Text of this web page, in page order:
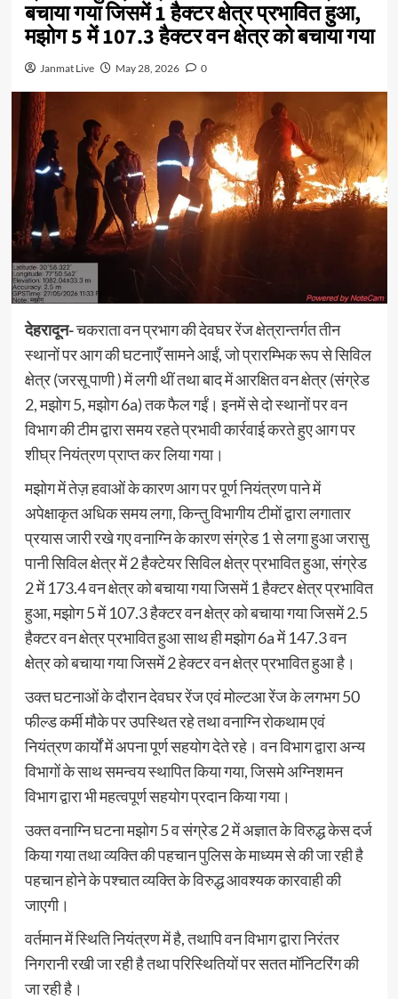
बचाया गया जिसमें 1 हैक्टर क्षेत्र प्रभावित हुआ,
मझोग 5 में 107.3 हैक्टर वन क्षेत्र को बचाया गया
Janmat Live May 28, 2026 0
देहरादून-चकराता वन प्रभाग की देवघर रेंज क्षेत्रान्तर्गत तीन
स्थानों पर आग की घटनाएँ सामने आईं, जो प्रारम्भिक रूप से सिविल
क्षेत्र (जरसू पाणी ) में लगी थीं तथा बाद में आरक्षित वन क्षेत्र (संग्रेड
2, मझोग 5, मझोग 6a) तक फैल गईं। इनमें से दो स्थानों पर वन
विभाग की टीम द्वारा समय रहते प्रभावी कार्रवाई करते हुए आग पर
शीघ्र नियंत्रण प्राप्त कर लिया गया।
मझोग में तेज़ हवाओं के कारण आग पर पूर्ण नियंत्रण पाने में
अपेक्षाकृत अधिक समय लगा, किन्तु विभागीय टीमों द्वारा लगातार
प्रयास जारी रखे गए वनाग्नि के कारण संग्रेड 1 से लगा हुआ जरासु
पानी सिविल क्षेत्र में 2 हैक्टेयर सिविल क्षेत्र प्रभावित हुआ, संग्रेड
2 में 173.4 वन क्षेत्र को बचाया गया जिसमें 1 हैक्टर क्षेत्र प्रभावित
हुआ, मझोग 5 में 107.3 हैक्टर वन क्षेत्र को बचाया गया जिसमें 2.5
हैक्टर वन क्षेत्र प्रभावित हुआ साथ ही मझोग 6a में 147.3 वन
क्षेत्र को बचाया गया जिसमें 2 हेक्टर वन क्षेत्र प्रभावित हुआ है।
उक्त घटनाओं के दौरान देवघर रेंज एवं मोल्टआ रेंज के लगभग 50
फील्ड कर्मी मौके पर उपस्थित रहे तथा वनाग्नि रोकथाम एवं
नियंत्रण कार्यों में अपना पूर्ण सहयोग देते रहे। वन विभाग द्वारा अन्य
विभागों के साथ समन्वय स्थापित किया गया, जिसमे अग्निशमन
विभाग द्वारा भी महत्वपूर्ण सहयोग प्रदान किया गया।
उक्त वनाग्नि घटना मझोग 5 व संग्रेड 2 में अज्ञात के विरुद्ध केस दर्ज
किया गया तथा व्यक्ति की पहचान पुलिस के माध्यम से की जा रही है
पहचान होने के पश्चात व्यक्ति के विरुद्ध आवश्यक कारवाही की
जाएगी।
वर्तमान में स्थिति नियंत्रण में है, तथापि वन विभाग द्वारा निरंतर
निगरानी रखी जा रही है तथा परिस्थितियों पर सतत मॉनिटरिंग की
जा रही है।